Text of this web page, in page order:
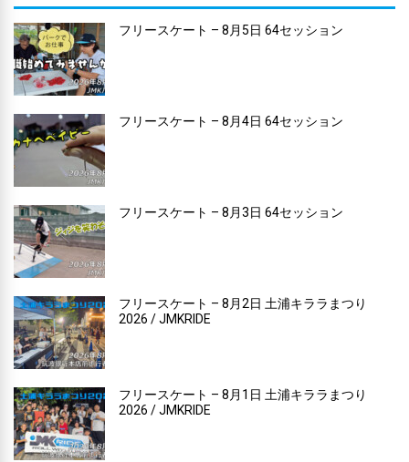
フリースケート – 8月5日 64セッション
フリースケート – 8月4日 64セッション
フリースケート – 8月3日 64セッション
フリースケート – 8月2日 土浦キララまつり
2026 / JMKRIDE
フリースケート – 8月1日 土浦キララまつり
2026 / JMKRIDE